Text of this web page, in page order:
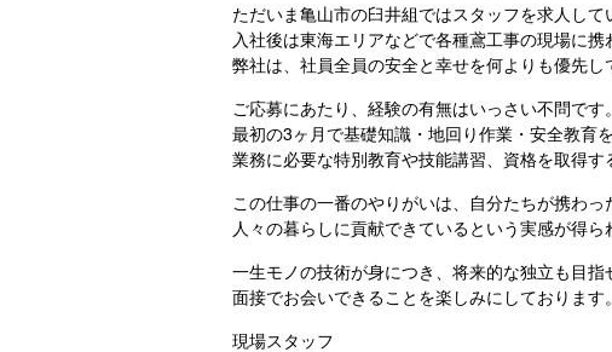
ただいま亀山市の臼井組ではスタッフを求人して
入社後は東海エリアなどで各種鳶工事の現場に携
弊社は、社員全員の安全と幸せを何よりも優先し
ご応募にあたり、経験の有無はいっさい不問です。
最初の3ヶ月で基礎知識・地回り作業・安全教育を
業務に必要な特別教育や技能講習、資格を取得
この仕事の一番のやりがいは、自分たちが携わっ
人々の暮らしに貢献できているという実感が得ら
一生モノの技術が身につき、将来的な独立も目指
面接でお会いできることを楽しみにしております。
現場スタッフ